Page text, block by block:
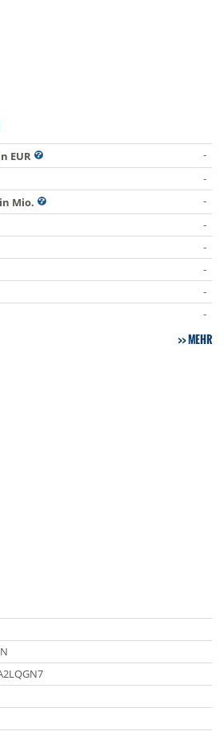
EUR
-
-
Mio.
-
-
-
-
-
-
MEHR